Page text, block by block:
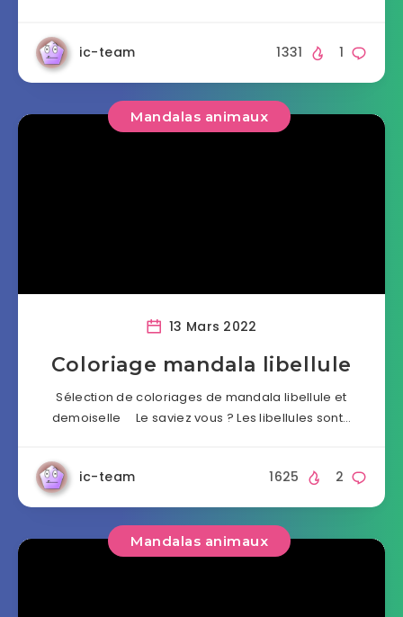
ic-team 1
1331
Mandalas animaux
13 Mars 2022
Coloriage mandala libellule
Sélection de coloriages de mandala libellule et
demoiselle Le saviez vous ? Les libellules sont…
ic-team 2
1625
Mandalas animaux